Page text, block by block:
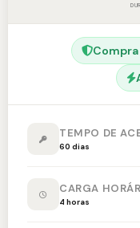
TEMPO DE
60 dias
CARGA
4 horas